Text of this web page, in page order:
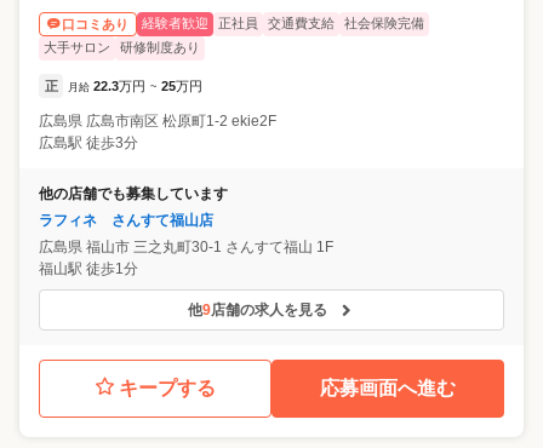
口コミあり 経験者歓迎 正社員 交通費支給
社会保険完備
大手サロン
研修制度あり
正 月給 22.3万円 ~ 25万円
広島県 広島市南区 松原町1-2 ekie2F
広島駅 徒歩3分
他の店舗でも募集しています
ラフィネ さんすて福山店
広島県 福山市 三之丸町30-1 さんすて福山 1F
福山駅 徒歩1分
他9店舗の求人を見る
キープする 応募画面へ進む